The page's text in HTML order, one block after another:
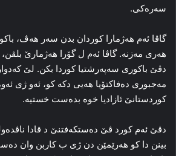
سه‌ره‌کی‌.
گاڤا ئه‌م هه‌ژمارا کوردان بدن سه‌ر هه‌ڤ،
هه‌ری مه‌زنه‌. گاڤا ئه‌م ل گۆرا هه‌ژمارێ
دڤێ باکوری سه‌په‌رشتیا کوردا بکن. لێ
مه‌جبوری ده‌فاكتۆیا هه‌یی دکه‌ کو، ئه‌و ژی
کوردستانێ ئازادیا خوه‌ بده‌ست خستیه‌.
دڤێ ئه‌م کورد ڤێ ده‌ستکه‌فتنێ د قادا
بینن دا کو هه‌رێمێن دن ژی ب کاربن وان